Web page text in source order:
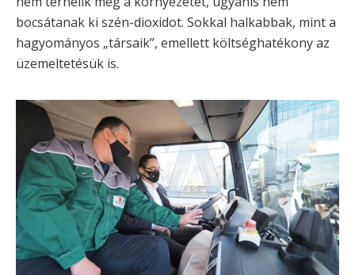
bocsátanak ki szén-dioxidot. Sokkal halkabbak, mint a
hagyományos „társaik”, emellett költséghatékony az
üzemeltetésük is.